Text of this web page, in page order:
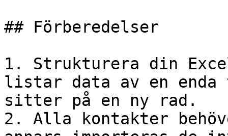
## Förberedelser
1. Strukturera din
listar data av en enda
sitter på en ny rad.
2. Alla kontakter